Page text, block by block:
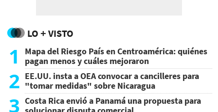
LO + VISTO
1
Mapa del Riesgo País en Centroamérica: quiénes
pagan menos y cuáles mejoraron
2 EE.UU. insta a OEA convocar a cancilleres para
"tomar medidas" sobre Nicaragua
3 Costa Rica envió a Panamá una propuesta para